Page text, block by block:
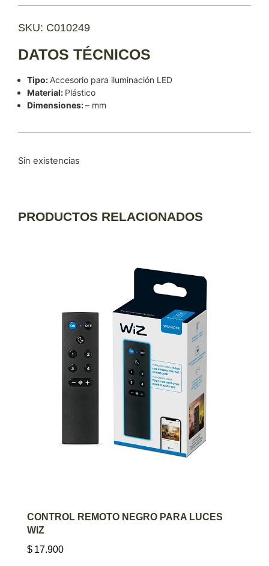
SKU: C010249
DATOS TÉCNICOS
Tipo: Accesorio para iluminación LED
Material: Plástico
Dimensiones:– mm
Sin existencias
PRODUCTOS RELACIONADOS
AGREGAR AL CARRITO
CONTROL REMOTO NEGRO PARA LUCES
WIZ
$ 17.900